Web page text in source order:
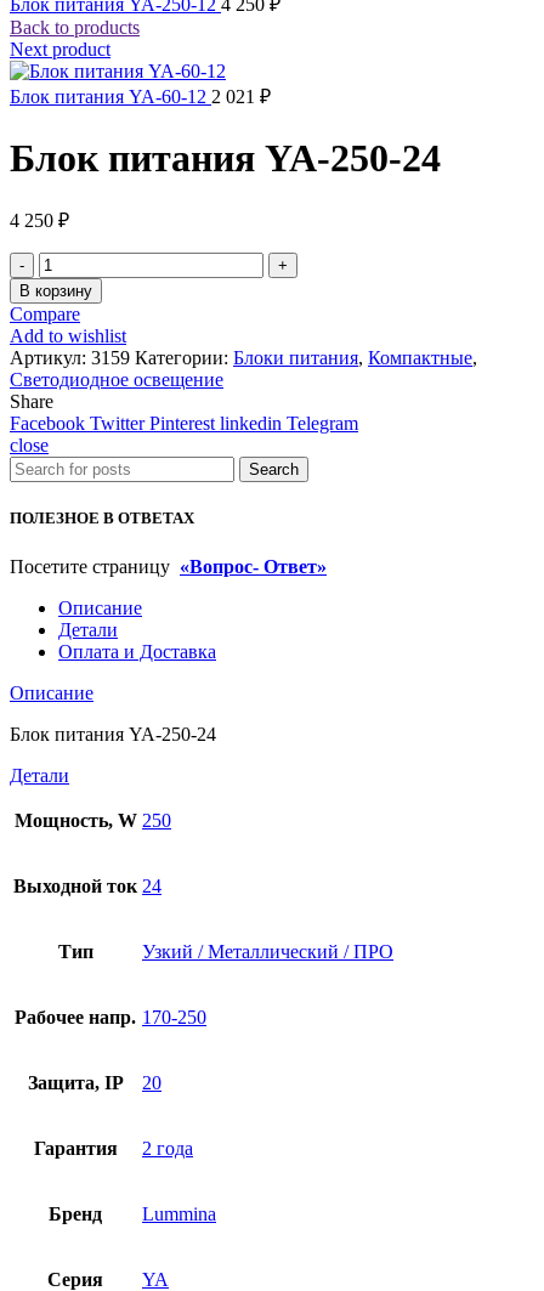
Блок питания YA-250-12 4 250 ₽
Back to products
Next product
Блок питания YA-60-12 2 021 ₽
Блок питания YA-250-24
4 250 ₽
Количество
товара
Блок
питания
YA-
250-
24
В корзину
Compare
Add to wishlist
Артикул: 3159 Категории: Блоки питания, Компактные,
Светодиодное освещение
Share
Facebook Twitter Pinterest linkedin Telegram
close
Search
ПОЛЕЗНОЕ В ОТВЕТАХ
Посетите страницу «Вопрос- Ответ»
Описание
Детали
Оплата и Доставка
Описание
Блок питания YA-250-24
Детали
Мощность, W 250
Выходной ток 24
Тип Узкий / Металлический / ПРО
Рабочее напр. 170-250
Защита, IP 20
Гарантия 2 года
Бренд Lummina
Серия YA